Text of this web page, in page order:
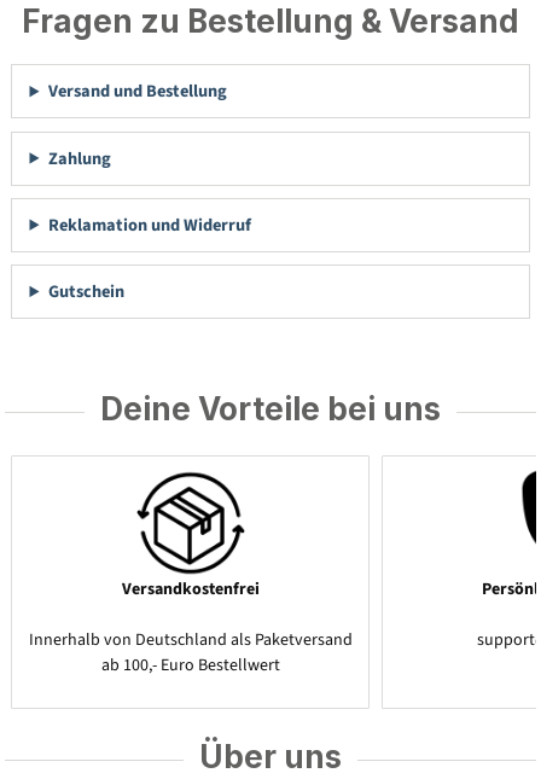
Fragen zu Bestellung & Versand
Versand und Bestellung
Zahlung
Reklamation und Widerruf
Gutschein
Deine Vorteile bei uns
Versandkostenfrei
Innerhalb von Deutschland als Paketversand
ab 100,- Euro Bestellwert
Über uns